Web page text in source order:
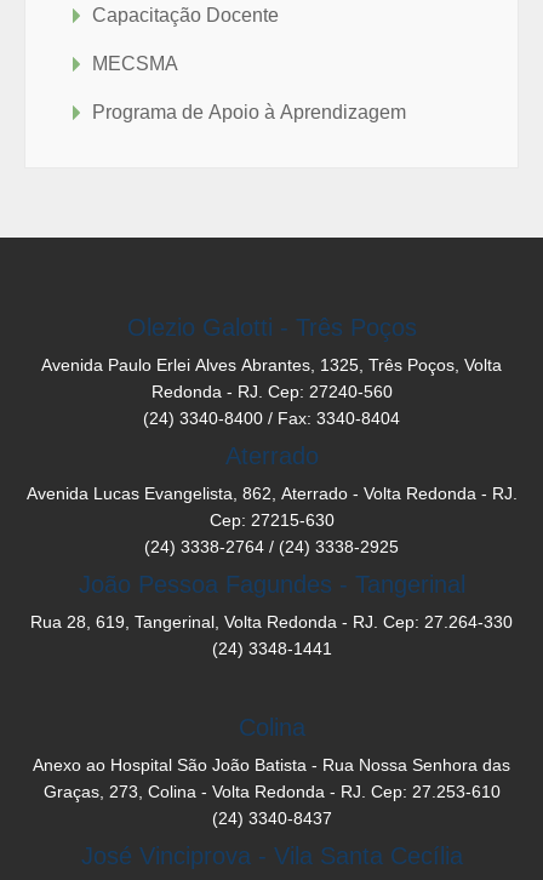
Capacitação Docente
MECSMA
Programa de Apoio à Aprendizagem
Olezio Galotti - Três Poços
Avenida Paulo Erlei Alves Abrantes, 1325, Três Poços, Volta
Redonda - RJ. Cep: 27240-560
(24) 3340-8400 / Fax: 3340-8404
Aterrado
Avenida Lucas Evangelista, 862, Aterrado - Volta Redonda - RJ.
Cep: 27215-630
(24) 3338-2764 / (24) 3338-2925
João Pessoa Fagundes - Tangerinal
Rua 28, 619, Tangerinal, Volta Redonda - RJ. Cep: 27.264-330
(24) 3348-1441
Colina
Anexo ao Hospital São João Batista - Rua Nossa Senhora das
Graças, 273, Colina - Volta Redonda - RJ. Cep: 27.253-610
(24) 3340-8437
José Vinciprova - Vila Santa Cecília